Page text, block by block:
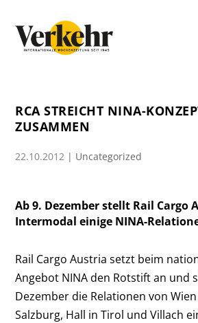
RCA STREICHT NINA-
ZUSAMMEN
22.10.2012 | Uncategorized
Ab 9. Dezember stellt Rail Cargo
Intermodal einige NINA-
Rail Cargo Austria setzt beim
Angebot NINA den Rotstift an und
Dezember die Relationen von
Salzburg, Hall in Tirol und Villach